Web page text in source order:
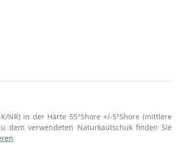
NR) in der Härte 55°Shore +/-5°Shore (mittlere
dem verwendeten Naturkautschuk finden Sie